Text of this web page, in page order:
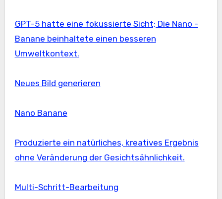
GPT-5 hatte eine fokussierte Sicht; Die Nano -
Banane beinhaltete einen besseren
Umweltkontext.
Neues Bild generieren
Nano Banane
Produzierte ein natürliches, kreatives Ergebnis
ohne Veränderung der Gesichtsähnlichkeit.
Multi-Schritt-Bearbeitung